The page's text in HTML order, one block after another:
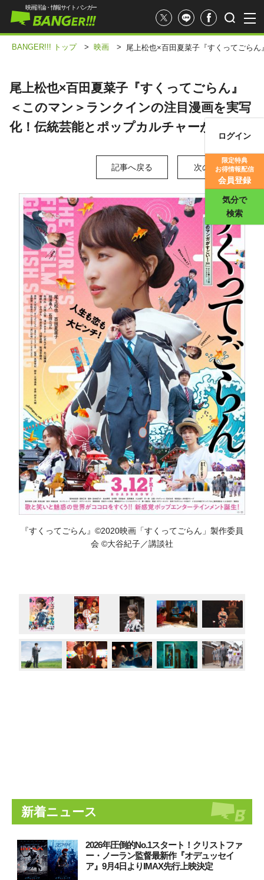
映画評価
映画評論・情報サイト バンガー
ログイン
限定特典
お得情報配信
会員登録
気分で
検索
BANGER!!! トップ > 映画 > 尾上松也×百田夏菜子『すくってごら
尾上松也×百田夏菜子『すくってごらん』
＜このマン＞ランクインの注目漫画を実写
化！伝統芸能とポップカルチャーが邂逅
記事へ戻る 次の写真 >
『すくってごらん』©️2020映画「すくってごらん」製作委員
会 ©️大谷紀子／講談社
新着ニュース
2026年圧倒的No.1スタート！クリストファ
ー・ノーラン監督最新作『オデュッセイ
ア』9月4日よりIMAX先行上映決定